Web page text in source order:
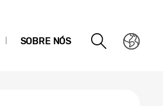
SOBRE NÓS